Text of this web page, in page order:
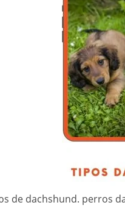
de dachshund. perros